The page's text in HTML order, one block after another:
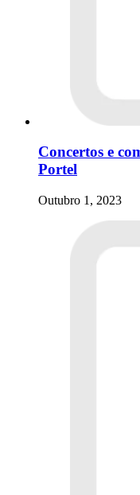
Concertos e
Portel
Outubro 1, 2023